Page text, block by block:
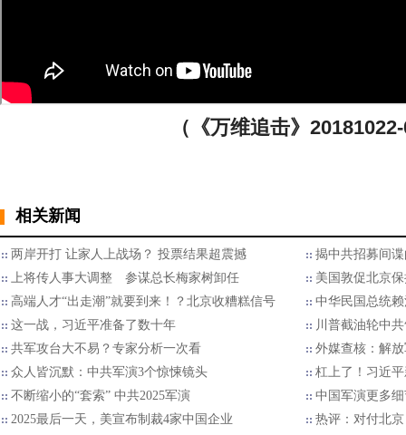
（《万维追击》
相关新闻
两岸开打 让家人上战场？ 投票结果超震撼
揭中共招募间
上将传人事大调整 参谋总长梅家树卸任
美国敦促北京
高端人才“出走潮”就要到来！？北京收糟糕信号
中华民国总统
这一战，习近平准备了数十年
川普截油轮中
​共军攻台大不易？专家分析一次看
外媒查核：解
众人皆沉默：中共军演3个惊悚镜头
杠上了！习近
不断缩小的“套索” 中共2025军演
中国军演更多
2025最后一天，美宣布制裁4家中国企业
热评：对付北